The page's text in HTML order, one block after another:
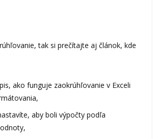
tak si prečítajte aj článok, kde
ako funguje zaokrúhľovanie v Exceli
aby boli výpočty podľa